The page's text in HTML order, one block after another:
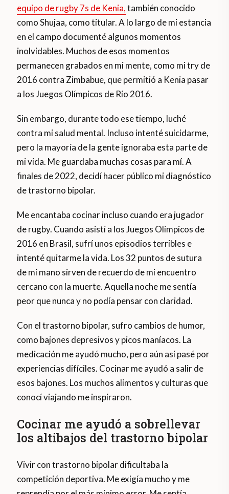
equipo de rugby 7s de Kenia,también conocido
como Shujaa, como titular. A lo largo de mi estancia
en el campo documenté algunos momentos
inolvidables. Muchos de esos momentos
permanecen grabados en mi mente, como mi try de
2016 contra Zimbabue, que permitió a Kenia pasar
a los Juegos Olímpicos de Río 2016.
Sin embargo, durante todo ese tiempo, luché
contra mi salud mental. Incluso intenté suicidarme,
pero la mayoría de la gente ignoraba esta parte de
mi vida. Me guardaba muchas cosas para mí. A
finales de 2022, decidí hacer público mi diagnóstico
de trastorno bipolar.
Me encantaba cocinar incluso cuando era jugador
de rugby. Cuando asistí a los Juegos Olímpicos de
2016 en Brasil, sufrí unos episodios terribles e
intenté quitarme la vida. Los 32 puntos de sutura
de mi mano sirven de recuerdo de mi encuentro
cercano con la muerte. Aquella noche me sentía
peor que nunca y no podía pensar con claridad.
Con el trastorno bipolar, sufro cambios de humor,
como bajones depresivos y picos maníacos. La
medicación me ayudó mucho, pero aún así pasé por
experiencias difíciles. Cocinar me ayudó a salir de
esos bajones. Los muchos alimentos y culturas que
conocí viajando me inspiraron.
Cocinar me ayudó a sobrellevar
los altibajos del trastorno bipolar
Vivir con trastorno bipolar dificultaba la
competición deportiva. Me exigía mucho y me